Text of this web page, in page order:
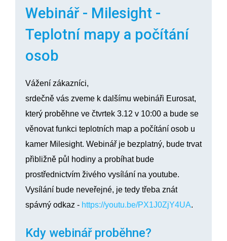
Webinář - Milesight -
Teplotní mapy a počítání
osob
Vážení zákazníci,
srdečně vás zveme k dalšímu webináři Eurosat,
který proběhne ve čtvrtek 3.12 v 10:00 a bude se
věnovat funkci teplotních map a počítání osob u
kamer Milesight. Webinář je bezplatný, bude trvat
přibližně půl hodiny a probíhat bude
prostřednictvím živého vysílání na youtube.
Vysílání bude neveřejné, je tedy třeba znát
spávný odkaz - https://youtu.be/PX1J0ZjY4UA.
Kdy webinář proběhne?